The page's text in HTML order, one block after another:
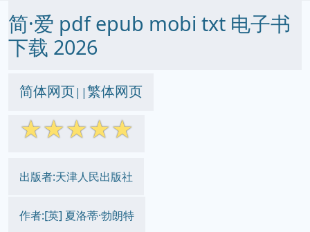
简·爱 pdf epub mobi txt 电子书
下载 2026
简体网页||繁体网页
☆☆☆☆☆
出版者:天津人民出版社
作者:[英] 夏洛蒂·勃朗特